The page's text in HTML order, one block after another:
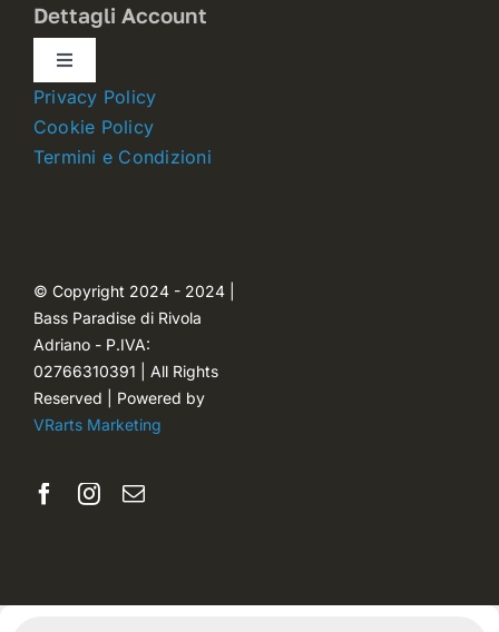
Dettagli Account
Toggle
Navigation
Dettagli account
Password dimenticata
Privacy Policy
Cookie Policy
Termini e Condizioni
© Copyright 2024 - 2024 |
Bass Paradise di Rivola
Adriano - P.IVA:
02766310391 | All Rights
Reserved | Powered by
VRarts Marketing